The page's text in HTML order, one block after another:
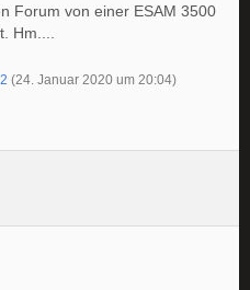
Forum von einer ESAM 3500
Hm....
(24. Januar 2020 um 20:04)